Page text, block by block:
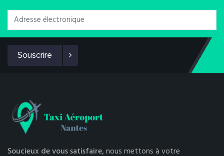
Souscrire
Soucieux de vous satisfaire,nous mettons à votre